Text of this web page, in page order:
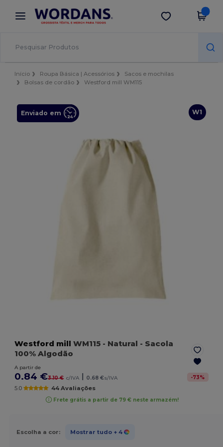
× App Wordans
Melhores preços na app!
Obter app
Início Roupa Básica | Acessórios
Sacos e mochilas
Bolsas de cordão
Westford mill WM115
W1
Enviado em
Westford mill WM115 - Natural - Sacola
100% Algodão
A partir de
0.84 €3.10 € c/IVA | 0.68 €s/IVA -73%
5.0 44 Avaliações
Frete grátis a partir de 79 € neste armazém!
Escolha a cor: Mostrar tudo + 4